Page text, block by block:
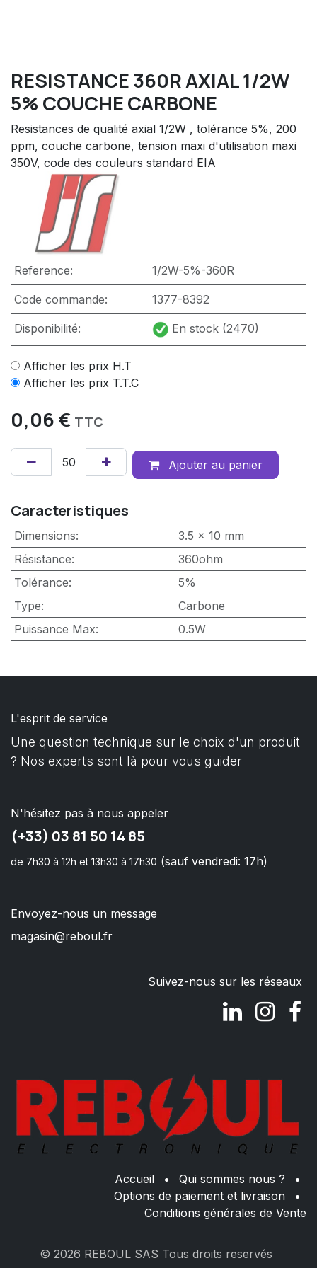
RESISTANCE 360R AXIAL 1/2W
5% COUCHE CARBONE
Resistances de qualité axial 1/2W , tolérance 5%, 200
ppm, couche carbone, tension maxi d'utilisation maxi
350V, code des couleurs standard EIA
Reference: 1/2W-5%-360R
Code commande: 1377-8392
Disponibilité: En stock (2470)
Afficher les prix H.T
Afficher les prix T.T.C
0,06€ TTC
Ajouter au panier
Caracteristiques
Dimensions:
3.5 x 10 mm
Résistance:
360ohm
Tolérance:
5%
Type:
Carbone
Puissance Max: 0.5W
L'esprit de service
Une question technique sur le choix d'un produit
? Nos experts sont là pour vous guider
N'hésitez pas à nous appeler
(+33) 03 81 50 14 85
de 7h30 à 12h et 13h30 à 17h30 (sauf vendredi: 17h)
Envoyez-nous un message
magasin@reboul.fr
Suivez-nous sur les réseaux
Accueil • Qui sommes nous ?
•
Options de paiement et livraison
•
Conditions générales de Vente
© 2026 REBOUL SAS Tous droits reservés